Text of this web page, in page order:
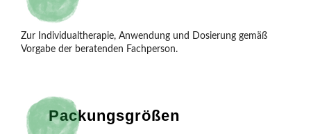
Zur Individualtherapie, Anwendung und Dosierung gemäß
Vorgabe der beratenden Fachperson.
Packungsgrößen